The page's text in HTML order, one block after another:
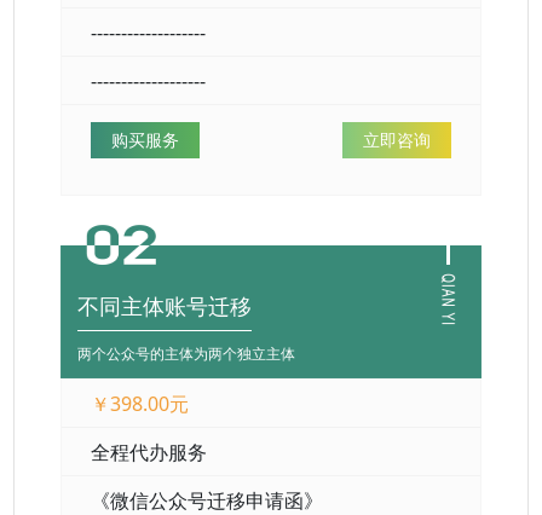
-------------------
-------------------
购买服务 立即咨询
不同主体账号迁移
两个公众号的主体为两个独立主体
￥398.00元
全程代办服务
《微信公众号迁移申请函》